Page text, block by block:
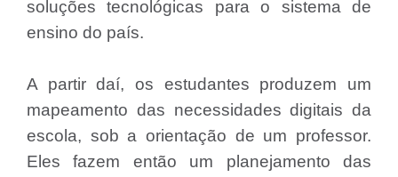
soluções tecnológicas para o sistema de
ensino do país.
A partir daí, os estudantes produzem um
mapeamento das necessidades digitais da
escola, sob a orientação de um professor.
Eles fazem então um planejamento das